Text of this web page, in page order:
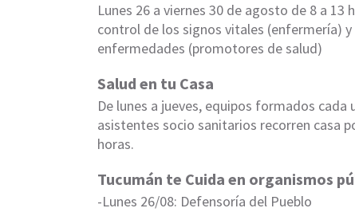
Lunes 26 a viernes 30 de agosto de 8 a 13
control de los signos vitales (enfermería)
enfermedades (promotores de salud)
Salud en tu Casa
De lunes a jueves, equipos formados
asistentes socio sanitarios recorren casa
horas.
Tucumán te Cuida en organismos
-Lunes 26/08: Defensoría del Pueblo